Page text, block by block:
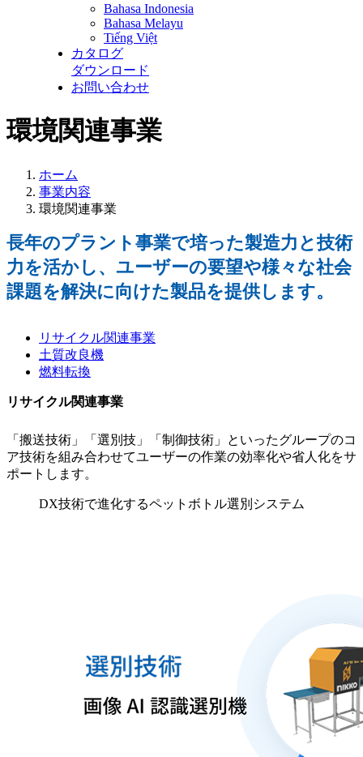
Bahasa Indonesia
Bahasa Melayu
Tiếng Việt
カタログ
ダウンロード
お問い合わせ
環境関連事業
ホーム
事業内容
環境関連事業
長年のプラント事業で培った製造力と技術
力を活かし、ユーザーの要望や様々な社会
課題を解決に向けた製品を提供します。
リサイクル関連事業
土質改良機
燃料転換
リサイクル関連事業
「搬送技術」「選別技」「制御技術」といったグループのコ
ア技術を組み合わせてユーザーの作業の効率化や省人化をサ
ポートします。
DX技術で進化するペットボトル選別システム